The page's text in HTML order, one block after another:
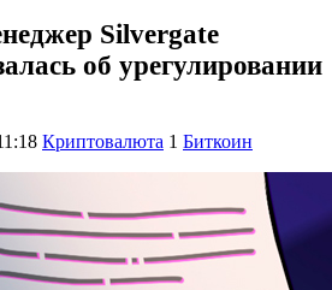
Silvergate
об урегулировании
Криптовалюта 1 Биткоин